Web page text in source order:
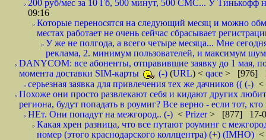
200 руб/мес за 10 Гб, 500 минут, 500 СМС... У Тинькофф
09:16
Которые переносятся на следующий месяц и можно
местах работает не очень сейчас сбрасывает
У же не полгода, а всего четыре месяца... Мне
реклама, 2. минимум пользователей, и максимум
DANYCOM: все абоненты, отправившие заявку до 1 мая,
момента доставки SIM-карты
(-) (URL) < qace > [976]
серьезная заявка для привлечения тех же дачников (( (-) <
Похоже они просто развлекают себя и кидают других
региона, будут попадать в роумиг? Все верно - если тот,
НЕт. Они попадут на межгород.. (-) < Prizer> [877] 17-
Какая хрен разница, что все путают роуминг с
номер (этого краснодарского коллцентра) (+) (IMHO) <